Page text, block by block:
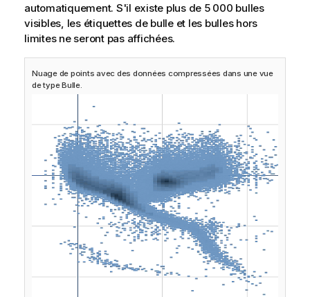
automatiquement. S'il existe plus de 5 000 bulles
visibles, les étiquettes de bulle et les bulles hors
limites ne seront pas affichées.
Nuage de points avec des données compressées dans une vue
de type Bulle.